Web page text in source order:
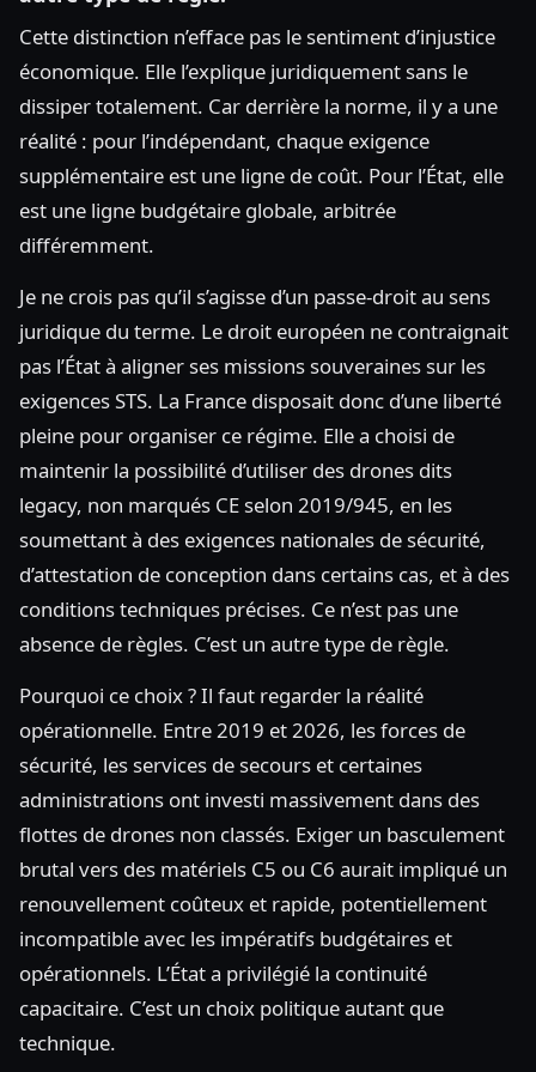
Cette distinction n’efface pas le sentiment d’injustice
économique. Elle l’explique juridiquement sans le
dissiper totalement. Car derrière la norme, il y a une
réalité : pour l’indépendant, chaque exigence
supplémentaire est une ligne de coût. Pour l’État, elle
est une ligne budgétaire globale, arbitrée
différemment.
Je ne crois pas qu’il s’agisse d’un passe-droit au sens
juridique du terme. Le droit européen ne contraignait
pas l’État à aligner ses missions souveraines sur les
exigences STS. La France disposait donc d’une liberté
pleine pour organiser ce régime. Elle a choisi de
maintenir la possibilité d’utiliser des drones dits
legacy, non marqués CE selon 2019/945, en les
soumettant à des exigences nationales de sécurité,
d’attestation de conception dans certains cas, et à des
conditions techniques précises. Ce n’est pas une
absence de règles. C’est un autre type de règle.
Pourquoi ce choix ? Il faut regarder la réalité
opérationnelle. Entre 2019 et 2026, les forces de
sécurité, les services de secours et certaines
administrations ont investi massivement dans des
flottes de drones non classés. Exiger un basculement
brutal vers des matériels C5 ou C6 aurait impliqué un
renouvellement coûteux et rapide, potentiellement
incompatible avec les impératifs budgétaires et
opérationnels. L’État a privilégié la continuité
capacitaire. C’est un choix politique autant que
technique.